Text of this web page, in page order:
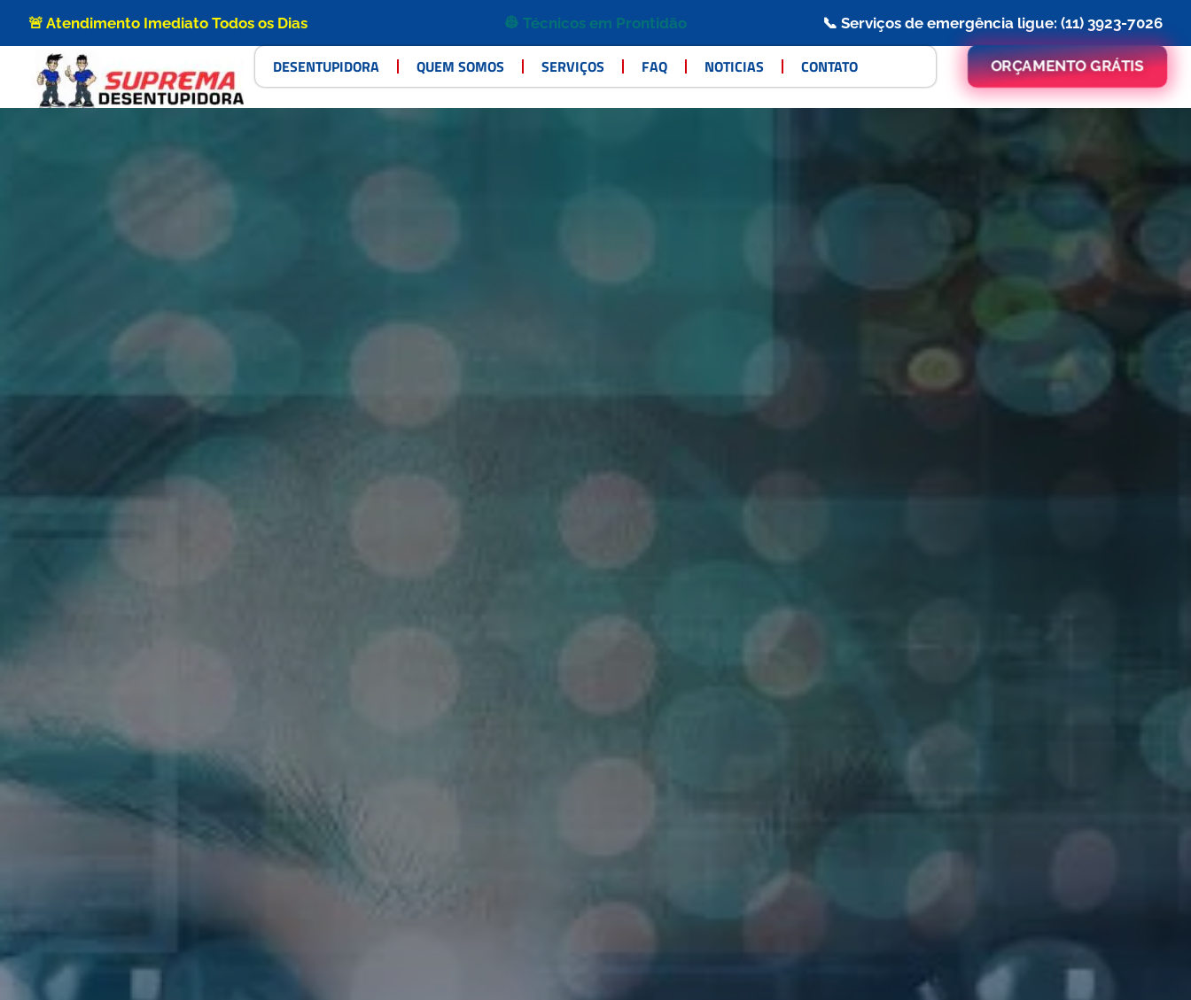
🚨 Atendimento Imediato Todos os Dias 👷 Técnicos em Prontidão 📞 Serviços de emergência ligue: (11) 3923-7026
DESENTUPIDORA QUEM SOMOS SERVIÇOS FAQ NOTICIAS CONTATO ORÇAMENTO GRÁTIS